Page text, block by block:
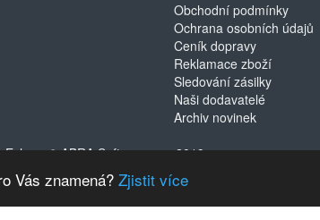
Vás znamená? Zjistit více
Obchodní podmínky
Ochrana osobních údajů
Ceník dopravy
Reklamace zboží
Sledování zásilky
Naši dodavatelé
Archiv novinek
Eshop. ©ABRA Software a.s.2019